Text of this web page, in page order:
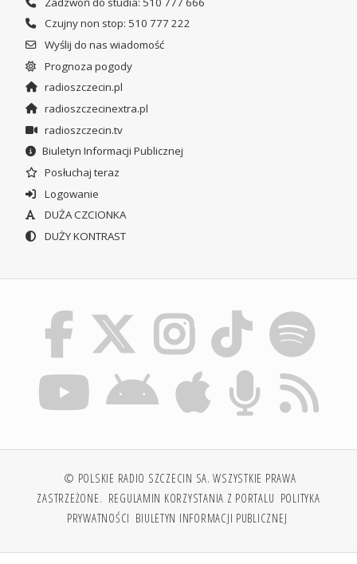
Czujny non stop: 510 777 222
Wyślij do nas wiadomość
Prognoza pogody
radioszczecin.pl
radioszczecinextra.pl
radioszczecin.tv
Biuletyn Informacji Publicznej
Posłuchaj teraz
Logowanie
DUŻA CZCIONKA
DUŻY KONTRAST
© POLSKIE RADIO SZCZECIN SA. WSZYSTKIE PRAWA
ZASTRZEŻONE. REGULAMIN KORZYSTANIA Z PORTALU POLITYKA
PRYWATNOŚCI BIULETYN INFORMACJI PUBLICZNEJ